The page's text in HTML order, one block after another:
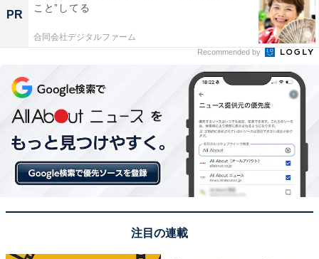
PR
こと”してる
合同会社デジタルファーム
Recommended by
注目の連載